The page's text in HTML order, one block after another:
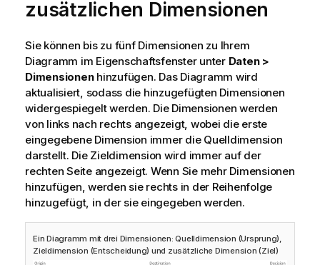
zusätzlichen Dimensionen
Sie können bis zu fünf Dimensionen zu Ihrem
Diagramm im Eigenschaftsfenster unter Daten >
Dimensionenhinzufügen. Das Diagramm wird
aktualisiert, sodass die hinzugefügten Dimensionen
widergespiegelt werden. Die Dimensionen werden
von links nach rechts angezeigt, wobei die erste
eingegebene Dimension immer die Quelldimension
darstellt. Die Zieldimension wird immer auf der
rechten Seite angezeigt. Wenn Sie mehr Dimensionen
hinzufügen, werden sie rechts in der Reihenfolge
hinzugefügt, in der sie eingegeben werden.
Ein Diagramm mit drei Dimensionen: Quelldimension (Ursprung),
Zieldimension (Entscheidung) und zusätzliche Dimension (Ziel)